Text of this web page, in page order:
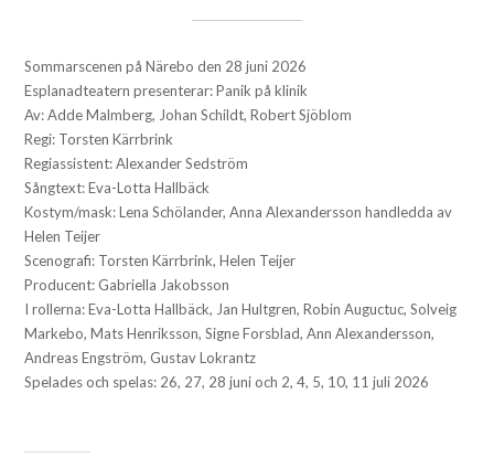
Sommarscenen på Närebo den 28 juni 2026
Esplanadteatern presenterar: Panik på klinik
Av: Adde Malmberg, Johan Schildt, Robert Sjöblom
Regi: Torsten Kärrbrink
Regiassistent: Alexander Sedström
Sångtext: Eva-Lotta Hallbäck
Kostym/mask: Lena Schölander, Anna Alexandersson handledda av
Helen Teijer
Scenografi: Torsten Kärrbrink, Helen Teijer
Producent: Gabriella Jakobsson
I rollerna: Eva-Lotta Hallbäck, Jan Hultgren, Robin Auguctuc, Solveig
Markebo, Mats Henriksson, Signe Forsblad, Ann Alexandersson,
Andreas Engström, Gustav Lokrantz
Spelades och spelas: 26, 27, 28 juni och 2, 4, 5, 10, 11 juli 2026